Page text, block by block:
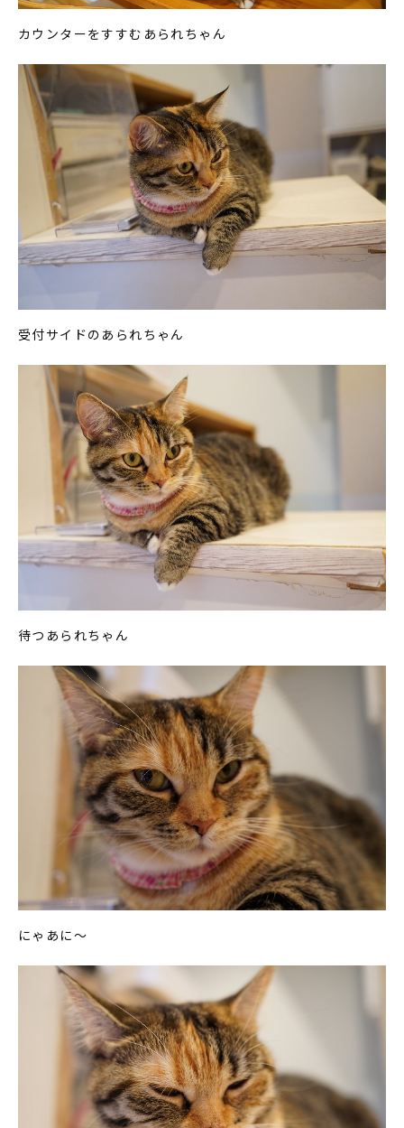
カウンターをすすむあられちゃん
受付サイドのあられちゃん
待つあられちゃん
にゃあに～